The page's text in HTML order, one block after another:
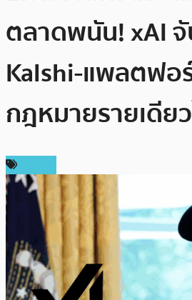
ตลาดพนัน! xAI
Kalshi-แพลตฟอ
กฎหมายรายเดีย